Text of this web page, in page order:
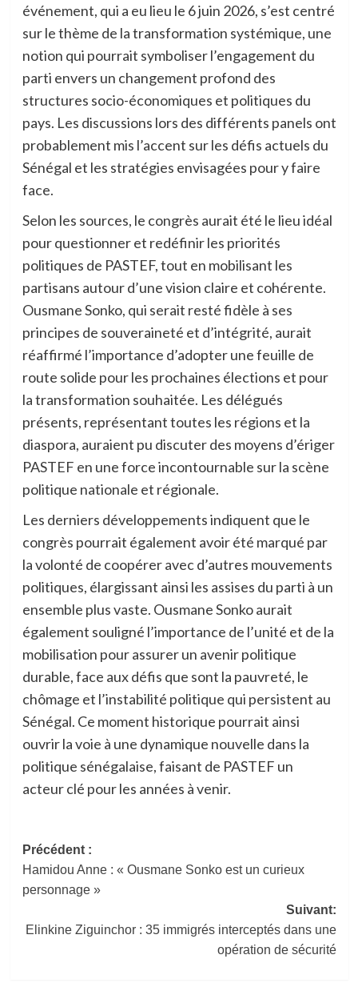
événement, qui a eu lieu le 6 juin 2026, s’est centré
sur le thème de la transformation systémique, une
notion qui pourrait symboliser l’engagement du
parti envers un changement profond des
structures socio-économiques et politiques du
pays. Les discussions lors des différents panels ont
probablement mis l’accent sur les défis actuels du
Sénégal et les stratégies envisagées pour y faire
face.
Selon les sources, le congrès aurait été le lieu idéal
pour questionner et redéfinir les priorités
politiques de PASTEF, tout en mobilisant les
partisans autour d’une vision claire et cohérente.
Ousmane Sonko, qui serait resté fidèle à ses
principes de souveraineté et d’intégrité, aurait
réaffirmé l’importance d’adopter une feuille de
route solide pour les prochaines élections et pour
la transformation souhaitée. Les délégués
présents, représentant toutes les régions et la
diaspora, auraient pu discuter des moyens d’ériger
PASTEF en une force incontournable sur la scène
politique nationale et régionale.
Les derniers développements indiquent que le
congrès pourrait également avoir été marqué par
la volonté de coopérer avec d’autres mouvements
politiques, élargissant ainsi les assises du parti à un
ensemble plus vaste. Ousmane Sonko aurait
également souligné l’importance de l’unité et de la
mobilisation pour assurer un avenir politique
durable, face aux défis que sont la pauvreté, le
chômage et l’instabilité politique qui persistent au
Sénégal. Ce moment historique pourrait ainsi
ouvrir la voie à une dynamique nouvelle dans la
politique sénégalaise, faisant de PASTEF un
acteur clé pour les années à venir.
Navigation
d’article
Précédent :
Hamidou Anne : « Ousmane Sonko est un curieux
personnage »
Suivant:
Elinkine Ziguinchor : 35 immigrés interceptés dans une
opération de sécurité